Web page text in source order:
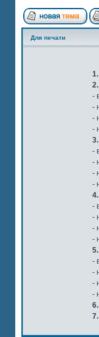
Для печати
-
-
-
-
-
-
-
-
-
-
-
-
-
-
-
-